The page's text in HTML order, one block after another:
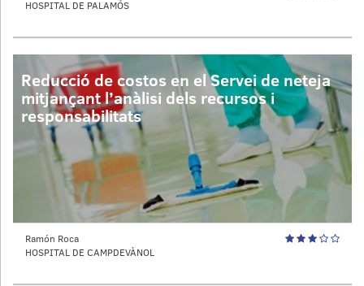
HOSPITAL DE PALAMÓS
Reducció de costos en el Servei de neteja
mitjançant l’anàlisi dels recursos i
responsabilitats
Ramón Roca
HOSPITAL DE CAMPDEVÀNOL